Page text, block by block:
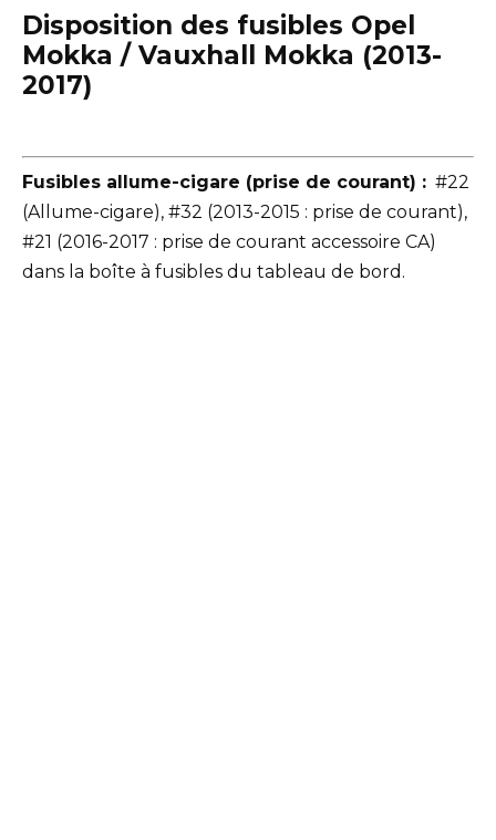
Disposition des fusibles Opel
Mokka / Vauxhall Mokka (2013-
2017)
Fusibles allume-cigare (prise de courant) : #22
(Allume-cigare), #32 (2013-2015 : prise de courant),
#21 (2016-2017 : prise de courant accessoire CA)
dans la boîte à fusibles du tableau de bord.